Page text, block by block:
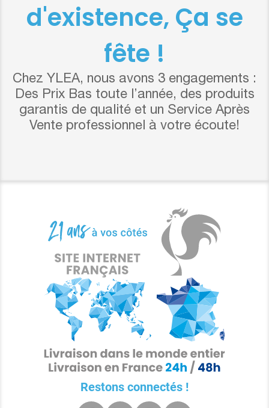
d'existence, Ça se
fête !
Chez YLEA, nous avons 3 engagements :
Des Prix Bas toute l’année, des produits
garantis de qualité et un Service Après
Vente professionnel à votre écoute!
Restons connectés !